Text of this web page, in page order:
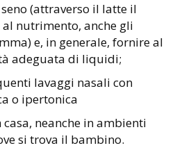
(attraverso il latte il
nutrimento, anche gli
e, in generale, fornire al
adeguata di liquidi;
lavaggi nasali con
o ipertonica
neanche in ambienti
si trova il bambino.